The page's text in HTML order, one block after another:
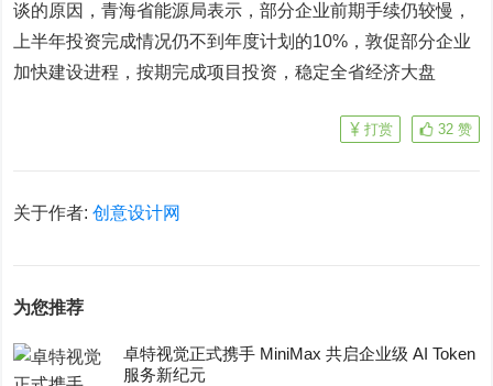
谈的原因，青海省能源局表示，部分企业前期手续仍较慢，
上半年投资完成情况仍不到年度计划的10%，敦促部分企业
加快建设进程，按期完成项目投资，稳定全省经济大盘
32 赞
打赏
关于作者:创意设计网
为您推荐
卓特视觉正式携手 MiniMax 共启企业级 AI Token
服务新纪元